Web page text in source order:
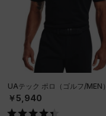
UAテック ポロ（ゴルフ/MEN）
￥5,940